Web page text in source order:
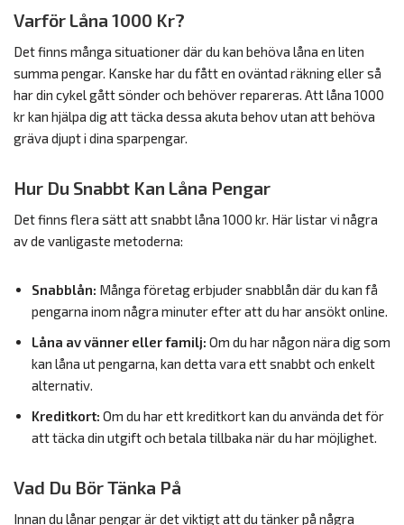
Varför Låna 1000 Kr?
Det finns många situationer där du kan behöva låna en liten
summa pengar. Kanske har du fått en oväntad räkning eller så
har din cykel gått sönder och behöver repareras. Att låna 1000
kr kan hjälpa dig att täcka dessa akuta behov utan att behöva
gräva djupt i dina sparpengar.
Hur Du Snabbt Kan Låna Pengar
Det finns flera sätt att snabbt låna 1000 kr. Här listar vi några
av de vanligaste metoderna:
Snabblån: Många företag erbjuder snabblån där du kan få
pengarna inom några minuter efter att du har ansökt online.
Låna av vänner eller familj: Om du har någon nära dig som
kan låna ut pengarna, kan detta vara ett snabbt och enkelt
alternativ.
Kreditkort: Om du har ett kreditkort kan du använda det för
att täcka din utgift och betala tillbaka när du har möjlighet.
Vad Du Bör Tänka På
Innan du lånar pengar är det viktigt att du tänker på några